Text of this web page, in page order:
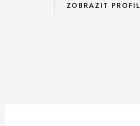
ZOBRAZIT PROFIL